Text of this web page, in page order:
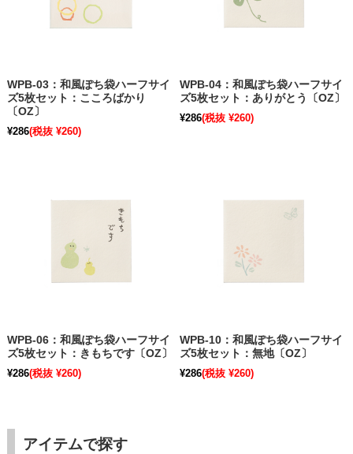
WPB-03：和風ぽち袋ハーフサイ
ズ5枚セット：こころばかり
〔OZ〕
¥286(税抜 ¥260)
WPB-04：和風ぽち袋ハーフサイ
ズ5枚セット：ありがとう〔OZ〕
¥286(税抜 ¥260)
WPB-06：和風ぽち袋ハーフサイ
ズ5枚セット：きもちです〔OZ〕
¥286(税抜 ¥260)
WPB-10：和風ぽち袋ハーフサイ
ズ5枚セット：無地〔OZ〕
¥286(税抜 ¥260)
アイテムで探す